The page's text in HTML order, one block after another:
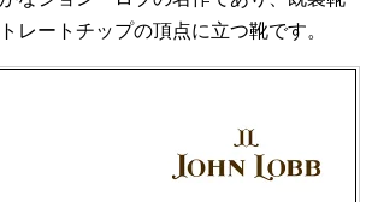
レートチップの頂点に立つ靴です。